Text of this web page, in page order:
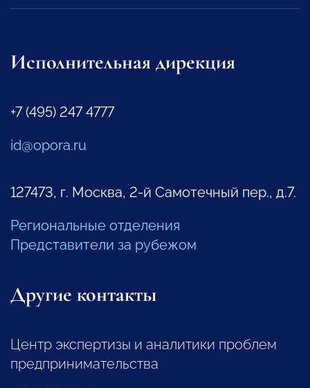
Исполнительная дирекция
+7 (495) 247 4777
id@opora.ru
127473, г. Москва, 2-й Самотечный пер., д.7.
Региональные отделения
Представители за рубежом
Другие контакты
Центр экспертизы и аналитики проблем
предпринимательства